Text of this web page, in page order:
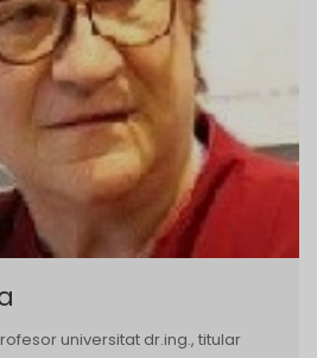
universitat dr.ing., titular